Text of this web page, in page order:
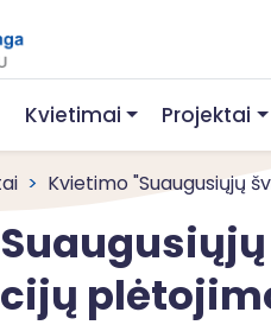
Kvietimai Projektai
Kvietimo "Suaugusiųjų